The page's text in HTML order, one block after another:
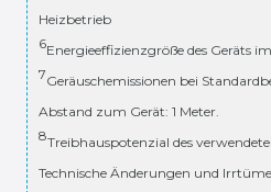
Heizbetrieb
6Energieeffizienzgröße des Geräts
7Geräuschemissionen bei
Abstand zum Gerät: 1 Meter.
8Treibhauspotenzial des
Technische Änderungen und